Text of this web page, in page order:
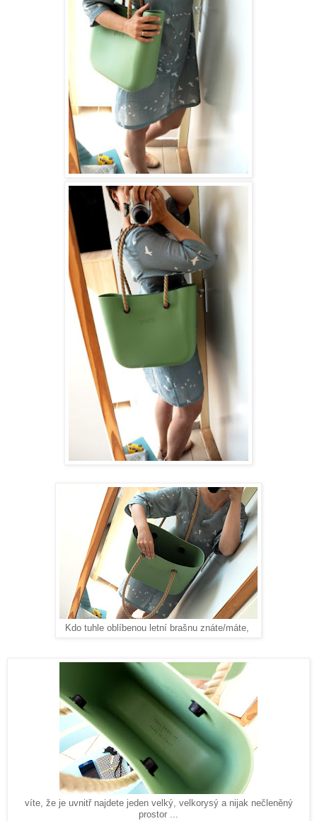
Kdo tuhle oblíbenou letní brašnu znáte/máte,
víte, že je uvnitř najdete jeden velký, velkorysý a nijak nečleněný
prostor ...